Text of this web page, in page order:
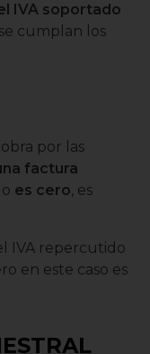
IVA soportado
cumplan los
por las
factura
es cero, es
IVA repercutido
en este caso es